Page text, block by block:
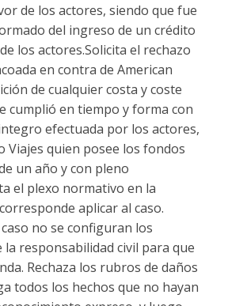
de los actores, siendo que fue
del ingreso de un crédito
los actores.Solicita el rechazo
en contra de American
de cualquier costa y coste
cumplió en tiempo y forma con
efectuada por los actores,
Viajes quien posee los fondos
un año y con pleno
el plexo normativo en la
aplicar al caso.
no se configuran los
responsabilidad civil para que
Rechaza los rubros de daños
todos los hechos que no hayan